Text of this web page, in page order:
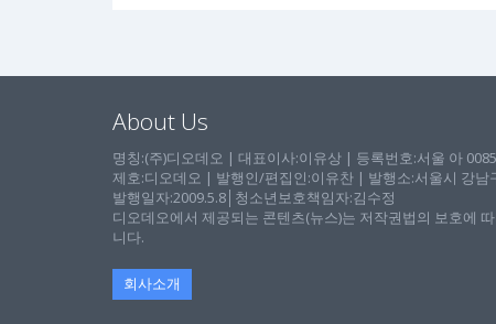
About Us
명칭:(주)디오데오 | 대표이사:이유상 | 등록번호:서울 아
제호:디오데오 | 발행인/편집인:이유찬 | 발행소:서울시 강남
발행일자:2009.5.8│청소년보호책임자:김수정
디오데오에서 제공되는 콘텐츠(뉴스)는 저작권법의 보호에
니다.
회사소개